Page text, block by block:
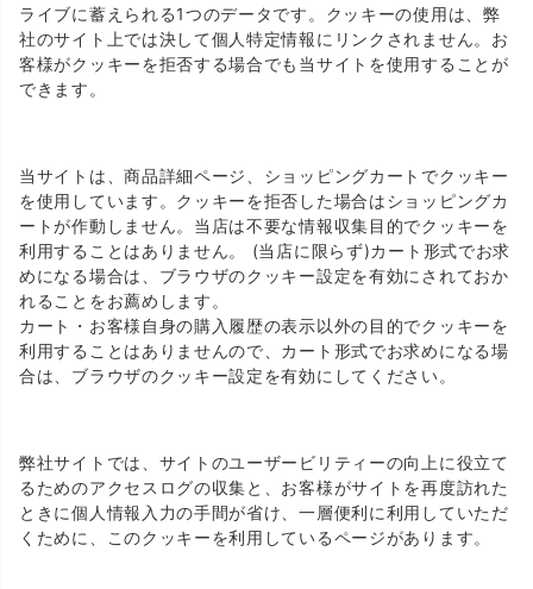
ライブに蓄えられる1つのデータです。クッキーの使用は、弊
社のサイト上では決して個人特定情報にリンクされません。お
客様がクッキーを拒否する場合でも当サイトを使用することが
できます。
当サイトは、商品詳細ページ、ショッピングカートでクッキー
を使用しています。クッキーを拒否した場合はショッピングカ
ートが作動しません。当店は不要な情報収集目的でクッキーを
利用することはありません。 (当店に限らず)カート形式でお求
めになる場合は、ブラウザのクッキー設定を有効にされておか
れることをお薦めします。
カート・お客様自身の購入履歴の表示以外の目的でクッキーを
利用することはありませんので、カート形式でお求めになる場
合は、ブラウザのクッキー設定を有効にしてください。
弊社サイトでは、サイトのユーザービリティーの向上に役立て
るためのアクセスログの収集と、お客様がサイトを再度訪れた
ときに個人情報入力の手間が省け、一層便利に利用していただ
くために、このクッキーを利用しているページがあります。